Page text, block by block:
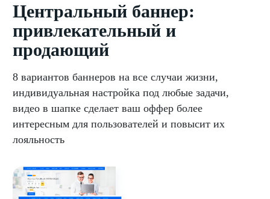
Центральный баннер:
привлекательный и
продающий
8 вариантов баннеров на все случаи жизни,
индивидуальная настройка под любые задачи,
видео в шапке сделает ваш оффер более
интересным для пользователей и повысит их
лояльность